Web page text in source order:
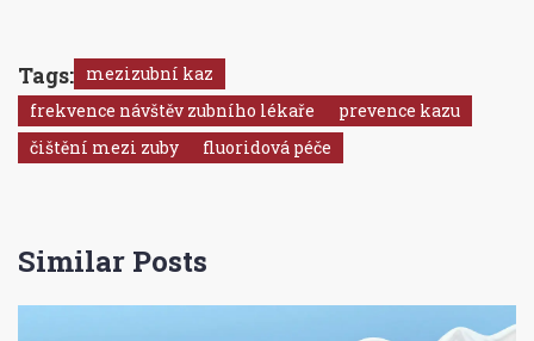
Tags: mezizubní kaz
frekvence návštěv zubního lékaře
prevence kazu
čištění mezi zuby
fluoridová péče
Similar Posts